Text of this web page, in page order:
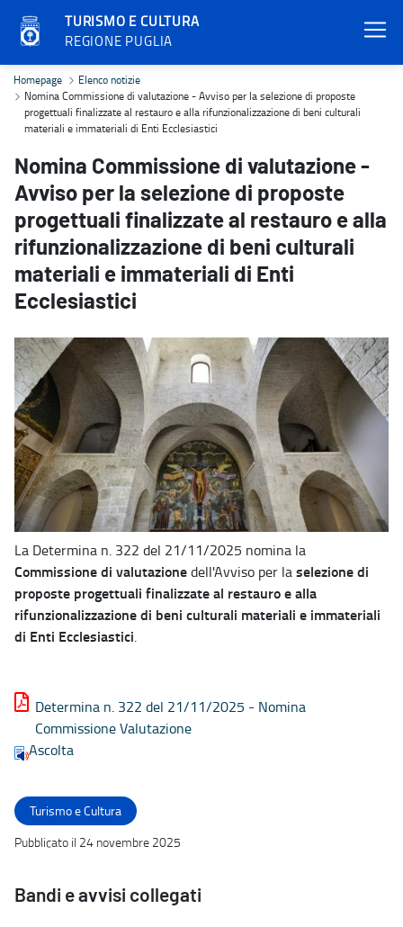
TURISMO E CULTURA
REGIONE PUGLIA
Nomina Commissione di valutazione - Avviso per la selezione
Homepage
Elenco notizie
Nomina Commissione di valutazione - Avviso per la selezione di proposte
progettuali finalizzate al restauro e alla rifunzionalizzazione di beni culturali
materiali e immateriali di Enti Ecclesiastici
Nomina Commissione di valutazione -
Avviso per la selezione di proposte
progettuali finalizzate al restauro e alla
rifunzionalizzazione di beni culturali
materiali e immateriali di Enti
Ecclesiastici
La Determina n. 322 del 21/11/2025 nomina la
Commissione di valutazionedell'Avviso per laselezione di
proposte progettuali finalizzate al restauro e alla
rifunzionalizzazione di beni culturali materiali e immateriali
di Enti Ecclesiastici.
Determina n. 322 del 21/11/2025 - Nomina
Commissione Valutazione
Ascolta
Turismo e Cultura
Pubblicato il 24 novembre 2025
Bandi e avvisi collegati